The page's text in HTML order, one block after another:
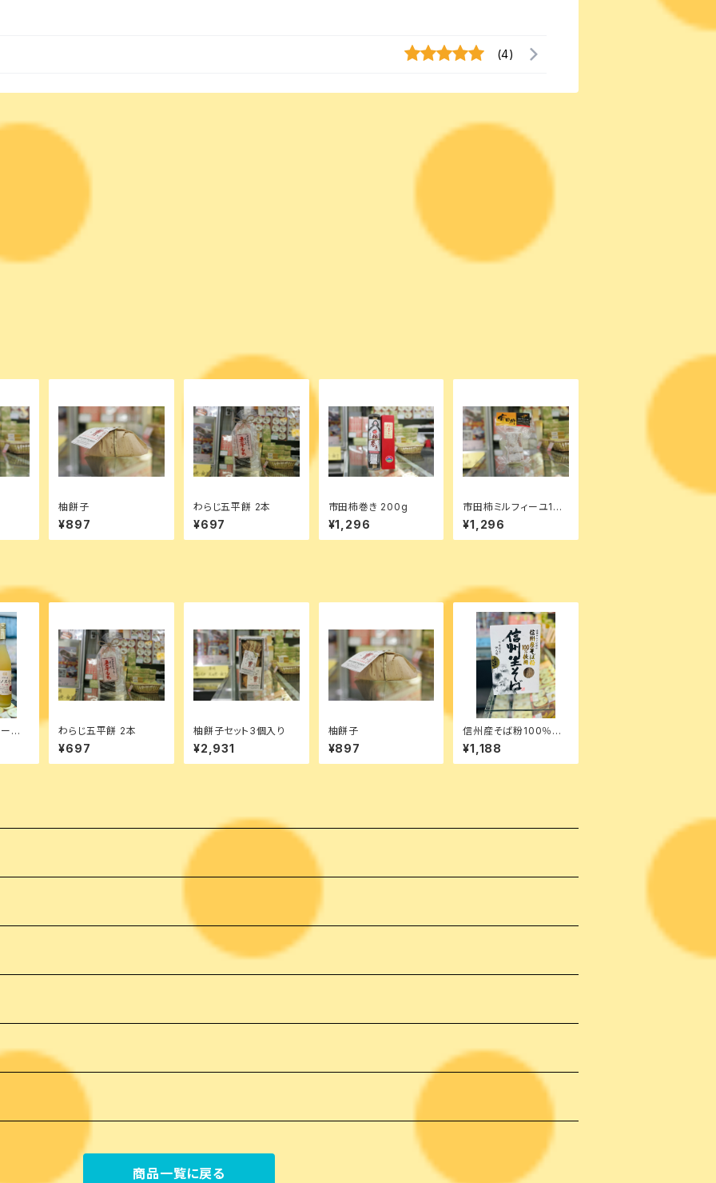
(4)
柚餅子
¥897
わらじ五平餅 2本
¥697
市田柿巻き 200g
¥1,296
市田柿ミルフィーユ100
ｇ
¥1,296
ス
わらじ五平餅 2本
¥697
柚餅子セット3個入り
¥2,931
柚餅子
¥897
信州産そば粉100％
信州生そば
¥1,188
商品一覧に戻る